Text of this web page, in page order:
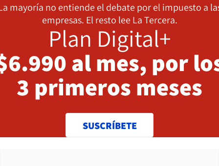
mayoría no entiende el debate por el impuesto a
empresas. El resto lee La Tercera.
Plan Digital+
al mes, por
3 primeros meses
SUSCRÍBETE